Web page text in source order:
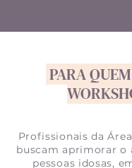
PARA
Profissionais da
buscam aprimorar o
pessoas idosas,